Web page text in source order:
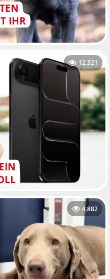
IHR
12.321
4.882